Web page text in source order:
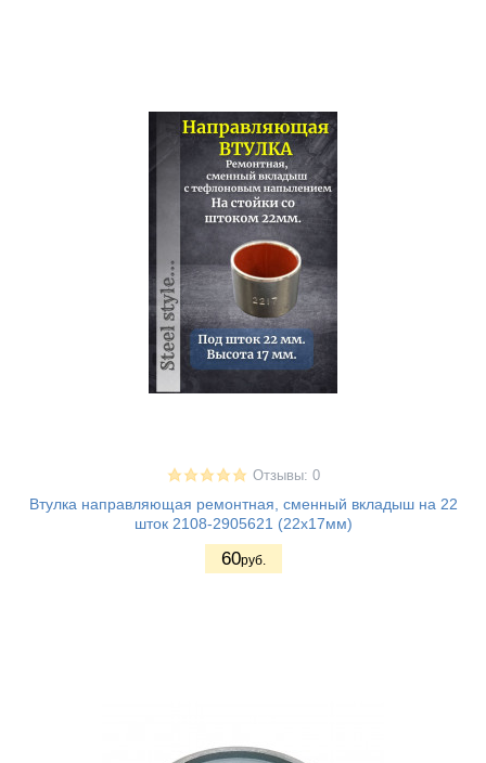
Отзывы: 0
Втулка направляющая ремонтная, сменный вкладыш на 22
шток 2108-2905621 (22х17мм)
60руб.